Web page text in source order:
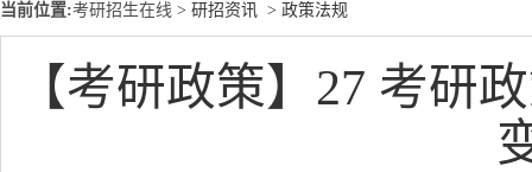
当前位置:考研招生在线 > 研招资讯 > 政策法规
【考研政策】27 考研